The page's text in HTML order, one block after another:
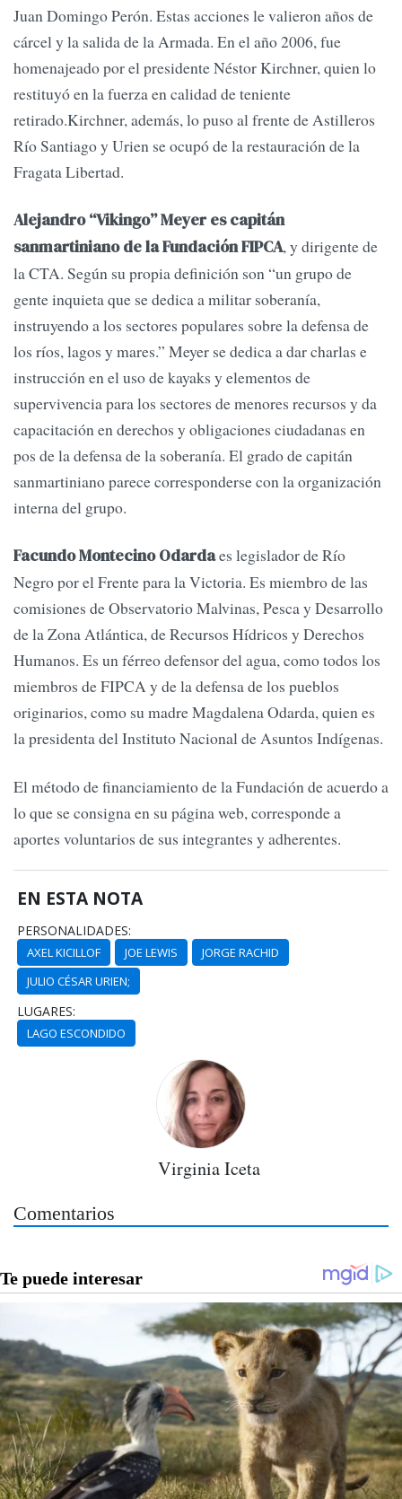
Juan Domingo Perón. Estas acciones le valieron años de
cárcel y la salida de la Armada. En el año 2006, fue
homenajeado por el presidente Néstor Kirchner, quien lo
restituyó en la fuerza en calidad de teniente
retirado.Kirchner, además, lo puso al frente de Astilleros
Río Santiago y Urien se ocupó de la restauración de la
Fragata Libertad.
Alejandro “Vikingo” Meyer es capitán
sanmartiniano de la Fundación FIPCA, y dirigente de
la CTA. Según su propia definición son “un grupo de
gente inquieta que se dedica a militar soberanía,
instruyendo a los sectores populares sobre la defensa de
los ríos, lagos y mares.” Meyer se dedica a dar charlas e
instrucción en el uso de kayaks y elementos de
supervivencia para los sectores de menores recursos y da
capacitación en derechos y obligaciones ciudadanas en
pos de la defensa de la soberanía. El grado de capitán
sanmartiniano parece corresponderse con la organización
interna del grupo.
Facundo Montecino Odardaes legislador de Río
Negro por el Frente para la Victoria. Es miembro de las
comisiones de Observatorio Malvinas, Pesca y Desarrollo
de la Zona Atlántica, de Recursos Hídricos y Derechos
Humanos. Es un férreo defensor del agua, como todos los
miembros de FIPCA y de la defensa de los pueblos
originarios, como su madre Magdalena Odarda, quien es
la presidenta del Instituto Nacional de Asuntos Indígenas.
El método de financiamiento de la Fundación de acuerdo a
lo que se consigna en su página web, corresponde a
aportes voluntarios de sus integrantes y adherentes.
EN ESTA NOTA
PERSONALIDADES:
AXEL KICILLOF JOE LEWIS
JORGE RACHID
JULIO CÉSAR URIEN;
LUGARES:
LAGO ESCONDIDO
Virginia Iceta
Comentarios